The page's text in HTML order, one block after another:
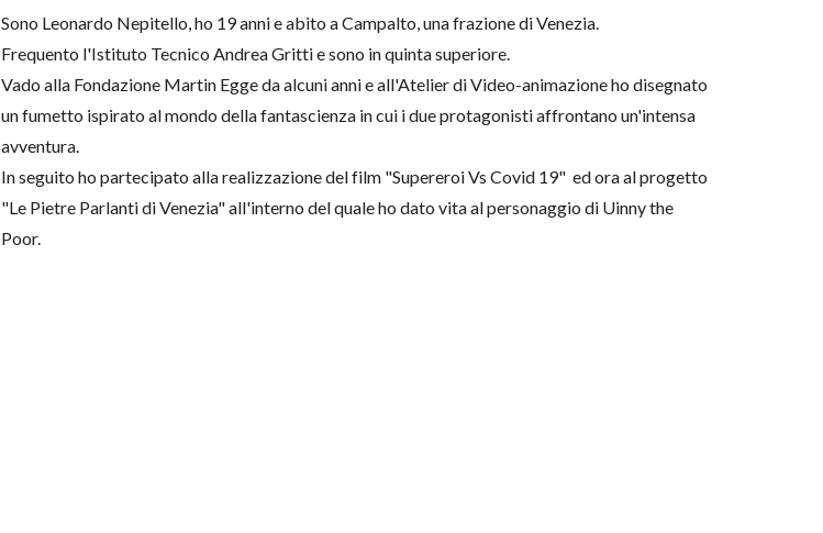
Sono Leonardo Nepitello, ho 19 anni e abito a Campalto, una frazione di Venezia.
Frequento l'Istituto Tecnico Andrea Gritti e sono in quinta superiore.
Vado alla Fondazione Martin Egge da alcuni anni e all'Atelier di Video-animazione ho disegnato
un fumetto ispirato al mondo della fantascienza in cui i due protagonisti affrontano un'intensa
avventura.
In seguito ho partecipato alla realizzazione del film "Supereroi Vs Covid 19" ed ora al progetto
"Le Pietre Parlanti di Venezia" all'interno del quale ho dato vita al personaggio di Uinny the
Poor.